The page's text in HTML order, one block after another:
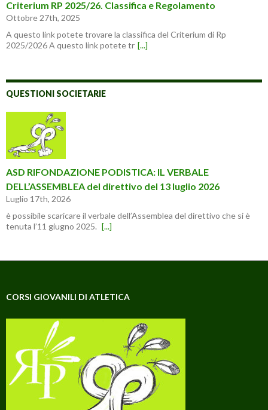
Criterium RP 2025/26. Classifica e Regolamento
Ottobre 27th, 2025
A questo link potete trovare la classifica del Criterium di Rp
2025/2026 A questo link potete tr [...]
QUESTIONI SOCIETARIE
ASD RIFONDAZIONE PODISTICA: IL VERBALE
DELL’ASSEMBLEA del direttivo del 13 luglio 2026
Luglio 17th, 2026
è possibile scaricare il verbale dell’Assemblea del direttivo che si è
tenuta l’11 giugno 2025. [...]
CORSI GIOVANILI DI ATLETICA